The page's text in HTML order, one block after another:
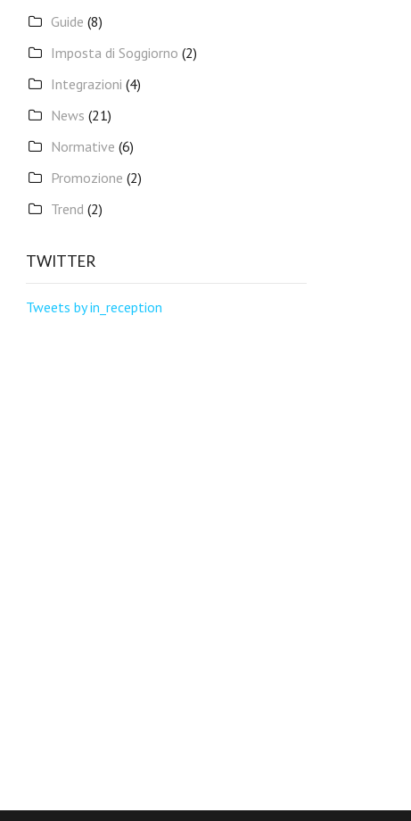
Guide (8)
Imposta di Soggiorno (2)
Integrazioni (4)
News (21)
Normative (6)
Promozione (2)
Trend (2)
TWITTER
Tweets by in_reception